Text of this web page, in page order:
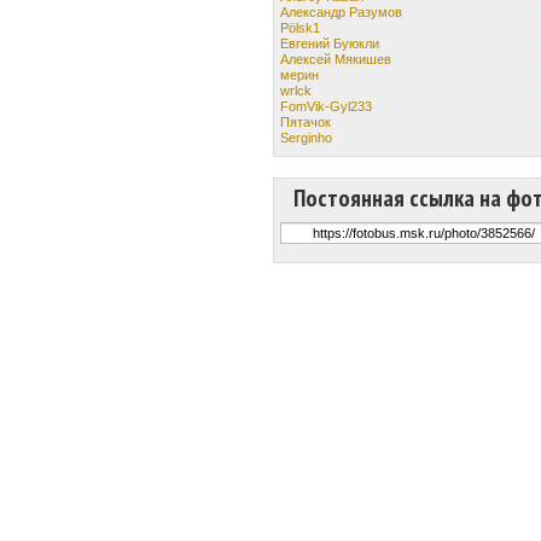
Александр Разумов
Pölsk1
Евгений Буюкли
Алексей Мякишев
мерин
wrlck
FomVik-Gyl233
Пятачок
Serginho
Постоянная ссылка на